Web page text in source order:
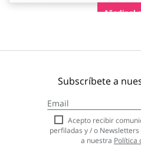
Añadir al
Subscríbete a
a
nuestro
boletín
de
Acepto recibir
perfiladas y / o
a nuestra Política